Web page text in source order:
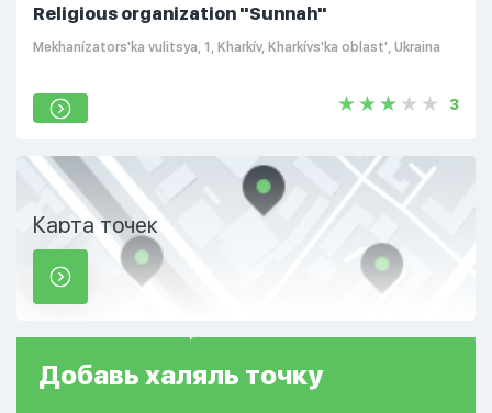
Religious organization "Sunnah"
Mekhanízators'ka vulitsya, 1, Kharkív, Kharkívs'ka oblast', Ukraina
3
Карта точек
Добавь халяль точку